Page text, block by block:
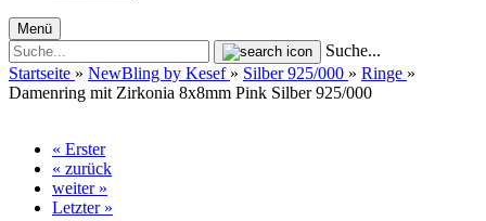
Menü
Suche...
Startseite » NewBling by Kesef » Silber 925/000 » Ringe »
Damenring mit Zirkonia 8x8mm Pink Silber 925/000
« Erster
« zurück
weiter »
Letzter »